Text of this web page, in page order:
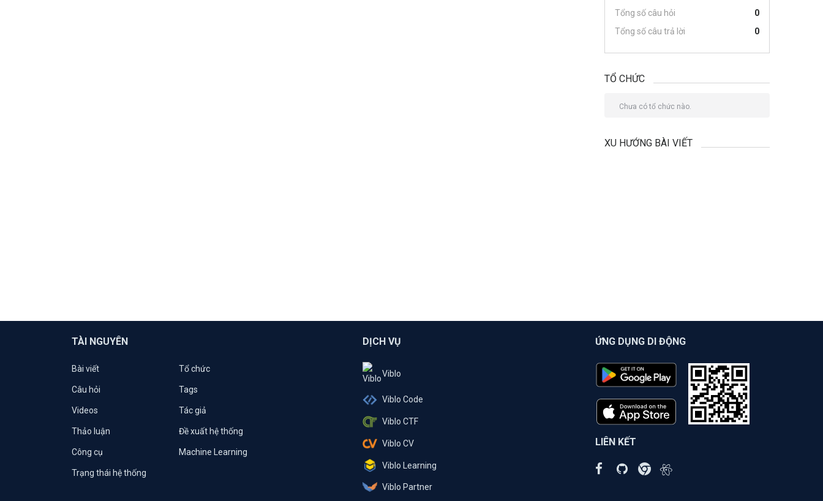
Tổng số câu hỏi
0
Tổng số câu trả lời
0
TỔ CHỨC
Chưa có tổ chức nào.
XU HƯỚNG BÀI VIẾT
TÀI NGUYÊN
Bài viết Tổ chức
Câu hỏi Tags
Videos Tác giả
Thảo luận Đề xuất hệ thống
Công cụ Machine Learning
Trạng thái hệ thống
DỊCH VỤ
Viblo
Viblo Code
Viblo CTF
Viblo CV
Viblo Learning
Viblo Partner
ỨNG DỤNG DI ĐỘNG
LIÊN KẾT